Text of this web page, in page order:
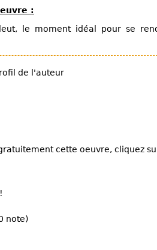
:
le moment idéal pour se
de l'auteur
cette oeuvre, cliquez
note)